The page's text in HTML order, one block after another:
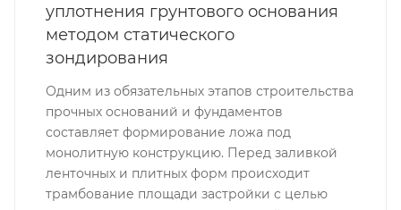
уплотнения грунтового основания
методом статического
зондирования
Одним из обязательных этапов строительства
прочных оснований и фундаментов
составляет формирование ложа под
монолитную конструкцию. Перед заливкой
ленточных и плитных форм происходит
трамбование площади застройки с целью